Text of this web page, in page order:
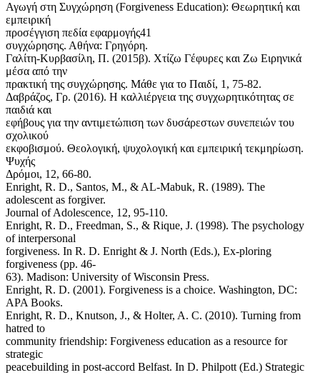
Αγωγή στη Συγχώρηση (Forgiveness Education): Θεωρητική και
εμπειρική
προσέγγιση πεδία εφαρμογής41
συγχώρησης. Αθήνα: Γρηγόρη.
Γαλίτη-Κυρβασίλη, Π. (2015β). Χτίζω Γέφυρες και Ζω Ειρηνικά
μέσα από την
πρακτική της συγχώρησης. Μάθε για το Παιδί, 1, 75-82.
Δαβράζος, Γρ. (2016). Η καλλιέργεια της συγχωρητικότητας σε
παιδιά και
εφήβους για την αντιμετώπιση των δυσάρεστων συνεπειών του
σχολικού
εκφοβισμού. Θεολογική, ψυχολογική και εμπειρική τεκμηρίωση.
Ψυχής
Δρόμοι, 12, 66-80.
Enright, R. D., Santos, M., & AL-Mabuk, R. (1989). The
adolescent as forgiver.
Journal of Adolescence, 12, 95-110.
Enright, R. D., Freedman, S., & Rique, J. (1998). The psychology
of interpersonal
forgiveness. In R. D. Enright & J. North (Eds.), Ex-ploring
forgiveness (pp. 46-
63). Madison: University of Wisconsin Press.
Enright, R. D. (2001). Forgiveness is a choice. Washington, DC:
APA Books.
Enright, R. D., Knutson, J., & Holter, A. C. (2010). Turning from
hatred to
community friendship: Forgiveness education as a resource for
strategic
peacebuilding in post-accord Belfast. In D. Philpott (Ed.) Strategic